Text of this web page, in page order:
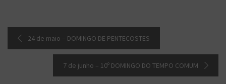
24 de maio – DOMINGO DE PENTECOSTES
7 de junho – 10º DOMINGO DO TEMPO COMUM